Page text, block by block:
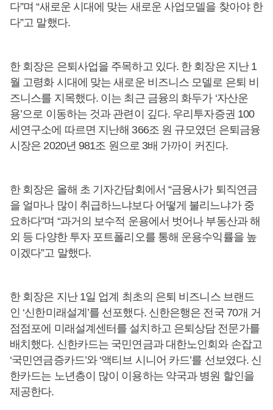
다”며 “새로운 시대에 맞는 새로운 사업모델을 찾아야 한
다”고 말했다.
한 회장은 은퇴사업을 주목하고 있다. 한 회장은 지난 1
월 고령화 시대에 맞는 새로운 비즈니스 모델로 은퇴 비
즈니스를 지목했다. 이는 최근 금융의 화두가 ‘자산운
용’으로 이동하는 것과 관련이 깊다. 우리투자증권 100
세연구소에 따르면 지난해 366조 원 규모였던 은퇴금융
시장은 2020년 981조 원으로 3배 가까이 커진다.
한 회장은 올해 초 기자간담회에서 “금융사가 퇴직연금
을 얼마나 많이 취급하느냐보다 어떻게 불리느냐가 중
요하다”며 “과거의 보수적 운용에서 벗어나 부동산과 해
외 등 다양한 투자 포트폴리오를 통해 운용수익률을 높
이겠다”고 말했다.
한 회장은 지난 1일 업계 최초의 은퇴 비즈니스 브랜드
인 ‘신한미래설계’를 선포했다. 신한은행은 전국 70개 거
점점포에 미래설계센터를 설치하고 은퇴상담 전문가를
배치했다. 신한카드는 국민연금과 대한노인회와 손잡고
‘국민연금증카드’와 ‘액티브 시니어 카드’를 선보였다. 신
한카드는 노년층이 많이 이용하는 약국과 병원 할인을
제공한다.